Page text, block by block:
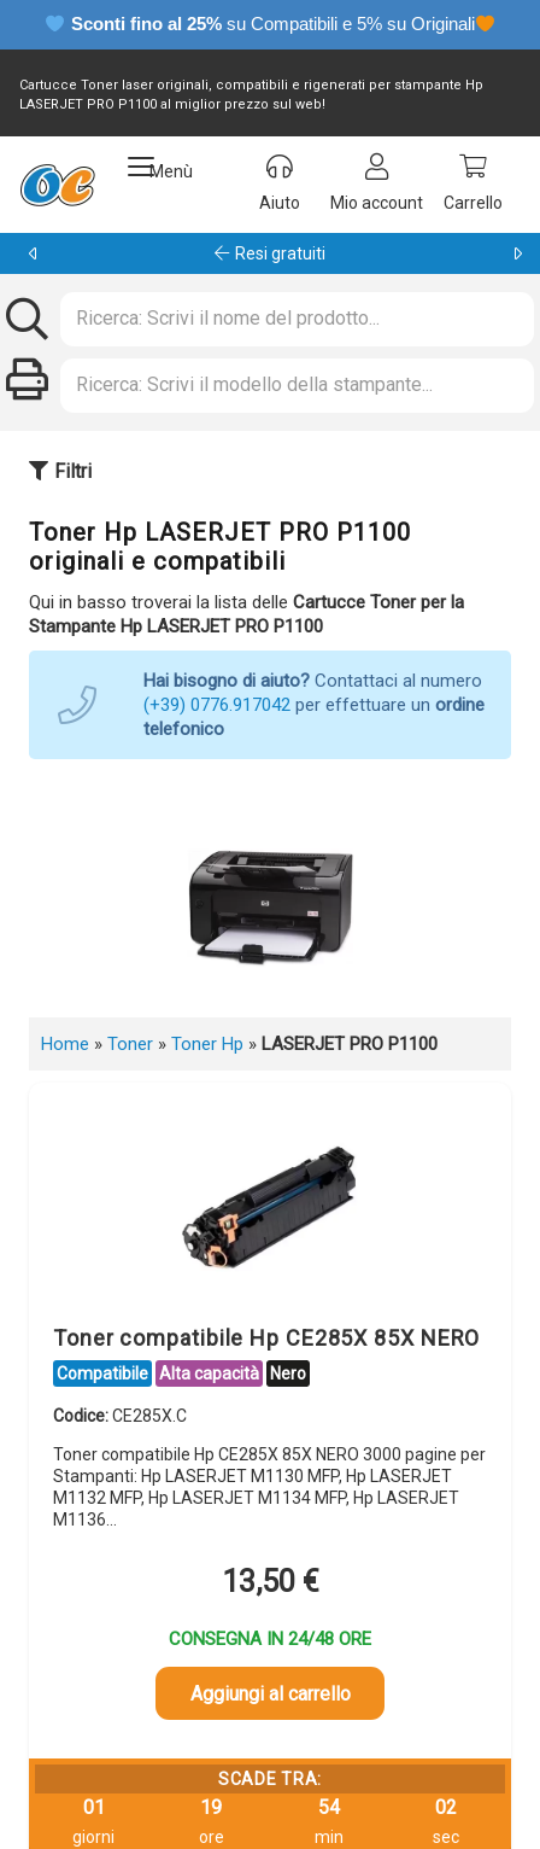
Sconti fino al 25% su Compatibili e 5% su Originali
Cartucce Toner laser originali, compatibili e rigenerati per stampante Hp
LASERJET PRO P1100 al miglior prezzo sul web!
Menù
Aiuto
Mio account Carrello
Garanzia 24 mesi
Filtri
Toner Hp LASERJET PRO P1100
originali e compatibili
Qui in basso troverai la lista delle Cartucce Toner per la
Stampante Hp LASERJET PRO P1100
Hai bisogno di aiuto? Contattaci al numero
(+39) 0776.917042 per effettuare un ordine
telefonico
Home » Toner » Toner Hp » LASERJET PRO P1100
Toner compatibile Hp CE285X 85X NERO
Compatibile Alta capacità Nero
Codice:CE285X.C
Toner compatibile Hp CE285X 85X NERO 3000 pagine per
Stampanti: Hp LASERJET M1130 MFP, Hp LASERJET
M1132 MFP, Hp LASERJET M1134 MFP, Hp LASERJET
M1136…
13,50 €
CONSEGNA IN 24/48 ORE
Aggiungi al carrello
SCADE TRA:
01
giorni
19
ore
54
min
02
sec